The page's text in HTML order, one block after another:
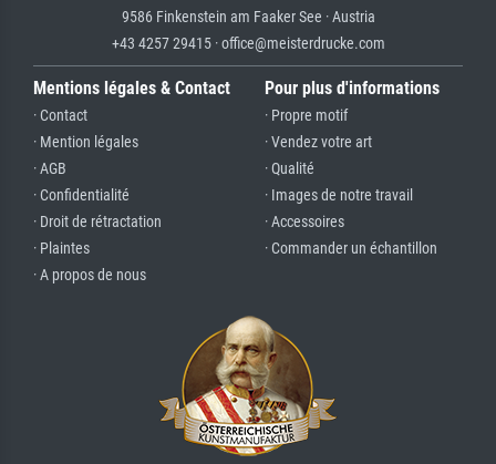
9586 Finkenstein am Faaker See · Austria
+43 4257 29415 · office@meisterdrucke.com
Mentions légales & Contact
· Contact
· Mention légales
· AGB
· Confidentialité
· Droit de rétractation
· Plaintes
· A propos de nous
Pour plus d'informations
· Propre motif
· Vendez votre art
· Qualité
· Images de notre travail
· Accessoires
· Commander un échantillon